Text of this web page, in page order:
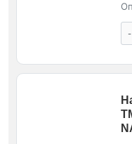
-